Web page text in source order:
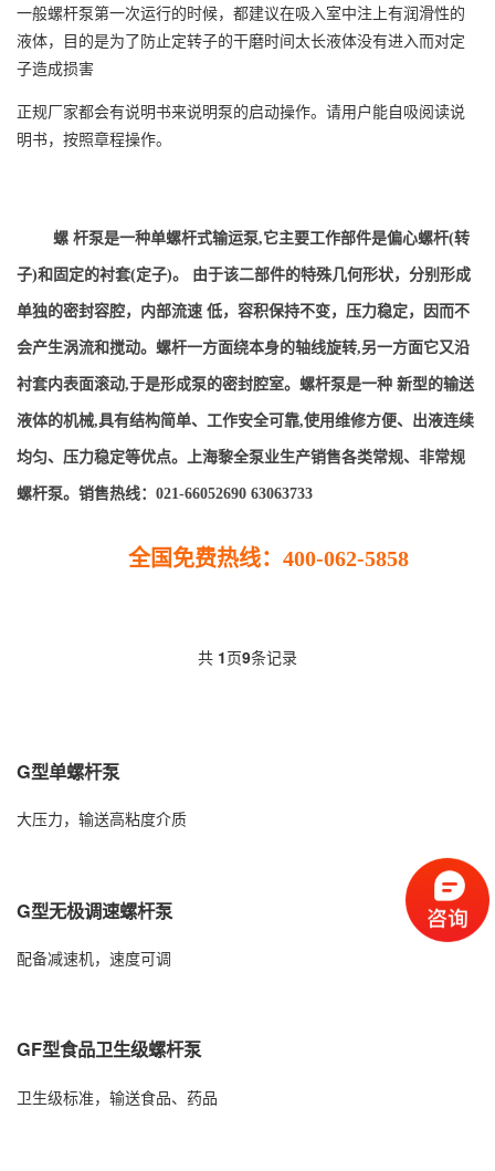
一般螺杆泵第一次运行的时候，都建议在吸入室中注上有润滑性的
液体，目的是为了防止定转子的干磨时间太长液体没有进入而对定
子造成损害
正规厂家都会有说明书来说明泵的启动操作。请用户能自吸阅读说
明书，按照章程操作。
螺 杆泵是一种单螺杆式输运泵,它主要工作部件是偏心螺杆(转
子)和固定的衬套(定子)。 由于该二部件的特殊几何形状，分别形成
单独的密封容腔，内部流速 低，容积保持不变，压力稳定，因而不
会产生涡流和搅动。螺杆一方面绕本身的轴线旋转,另一方面它又沿
衬套内表面滚动,于是形成泵的密封腔室。螺杆泵是一种 新型的输送
液体的机械,具有结构简单、工作安全可靠,使用维修方便、出液连续
均匀、压力稳定等优点。 上海黎全泵业生产销售各类常规、非常规
螺杆泵。 销售热线：021-66052690 63063733
全国免费热线：400-062-5858
共 1页9条记录
G型单螺杆泵
大压力，输送高粘度介质
G型无极调速螺杆泵
配备减速机，速度可调
GF型食品卫生级螺杆泵
卫生级标准，输送食品、药品